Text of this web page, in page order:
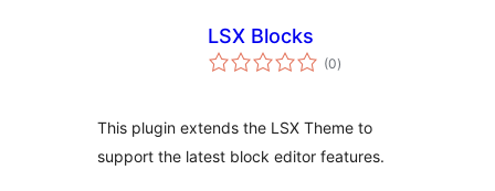
LSX Blocks
(0कुल
रेटिङ्गहरू
)
This plugin extends the LSX Theme to
support the latest block editor features.